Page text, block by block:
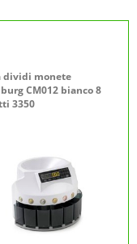
dividi monete
CM012 bianco 8
3350